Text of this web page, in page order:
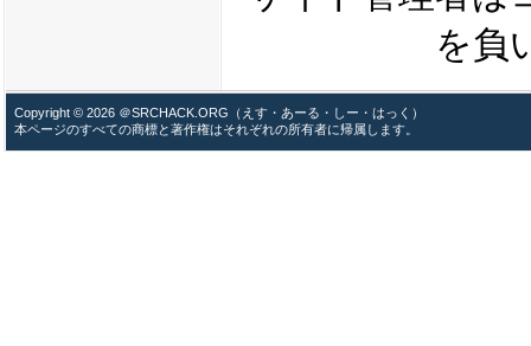
を負
Copyright © 2026 ＠SRCHACK.ORG（えす・あーる・しー・はっく）
本ページのすべての商標と著作権はそれぞれの所有者に帰属します。